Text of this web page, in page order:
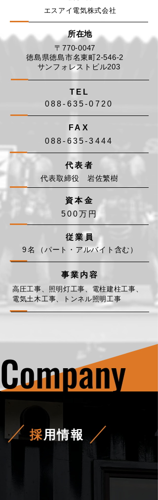
エスアイ電気株式会社
所在地
〒770-0047
徳島県徳島市名東町2-546-2
サンフォレストビル203
TEL
088-635-0720
FAX
088-635-3444
代表者
代表取締役 岩佐繁樹
資本金
500万円
従業員
9名
（パート・アルバイト含む）
​事業内容
高圧工事、照明灯工事、電柱建柱工事、
電気土木工事、トンネル照明工事
Company
採用情報
段取 り 八